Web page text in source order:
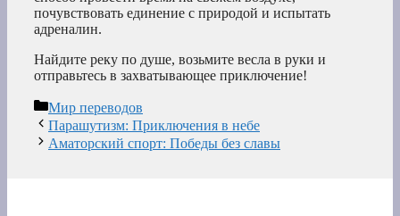
почувствовать единение с природой и испытать
адреналин.
Найдите реку по душе, возьмите весла в руки и
отправьтесь в захватывающее приключение!
Рубрики
Мир переводов
Парашутизм: Приключения в небе
Аматорский спорт: Победы без славы